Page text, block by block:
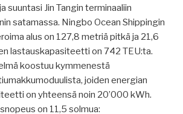
suuntasi Jin Tangin terminaaliin
satamassa. Ningbo Ocean Shippingin
alus on 127,8 metriä pitkä ja 21,6
lastauskapasiteetti on 742 TEU:ta.
koostuu kymmenestä
joiden energian
on yhteensä noin 20’000 kWh.
on 11,5 solmua: